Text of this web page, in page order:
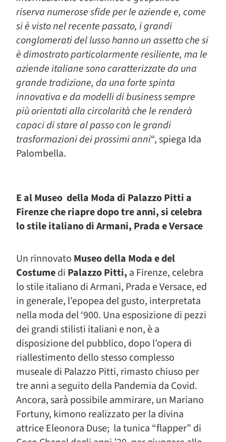
riserva numerose sfide per le aziende e, come
si è visto nel recente passato, i grandi
conglomerati del lusso hanno un assetto che si
è dimostrato particolarmente resiliente, ma le
aziende italiane sono caratterizzate da una
grande tradizione, da una forte spinta
innovativa e da modelli di business sempre
più orientati alla circolarità che le renderà
capaci di stare al passo con le grandi
trasformazioni dei prossimi anni“, spiega Ida
Palombella.
E al Museo della Moda di Palazzo Pitti a
Firenze che riapre dopo tre anni, si celebra
lo stile italiano di Armani, Prada e Versace
Un rinnovato Museo della Moda e del
Costumedi Palazzo Pitti, a Firenze, celebra
lo stile italiano di Armani, Prada e Versace, ed
in generale, l’epopea del gusto, interpretata
nella moda del ‘900. Una esposizione di pezzi
dei grandi stilisti italiani e non, è a
disposizione del pubblico, dopo l’opera di
riallestimento dello stesso complesso
museale di Palazzo Pitti, rimasto chiuso per
tre anni a seguito della Pandemia da Covid.
Ancora, sarà possibile ammirare, un Mariano
Fortuny, kimono realizzato per la divina
attrice Eleonora Duse; la tunica “flapper” di